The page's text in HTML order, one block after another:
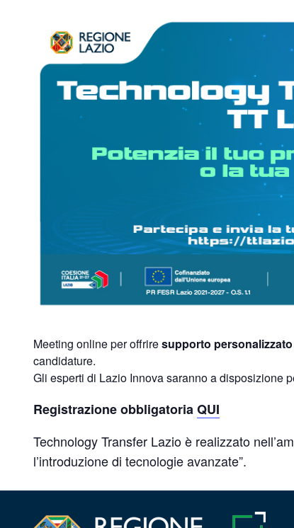
Meeting online per offriresupporto personalizzato
candidature.
Gli esperti di Lazio Innova saranno a disposizione
Registrazione obbligatoriaQUI
Technology Transfer Lazio è realizzato
l’introduzione di tecnologie avanzate”.